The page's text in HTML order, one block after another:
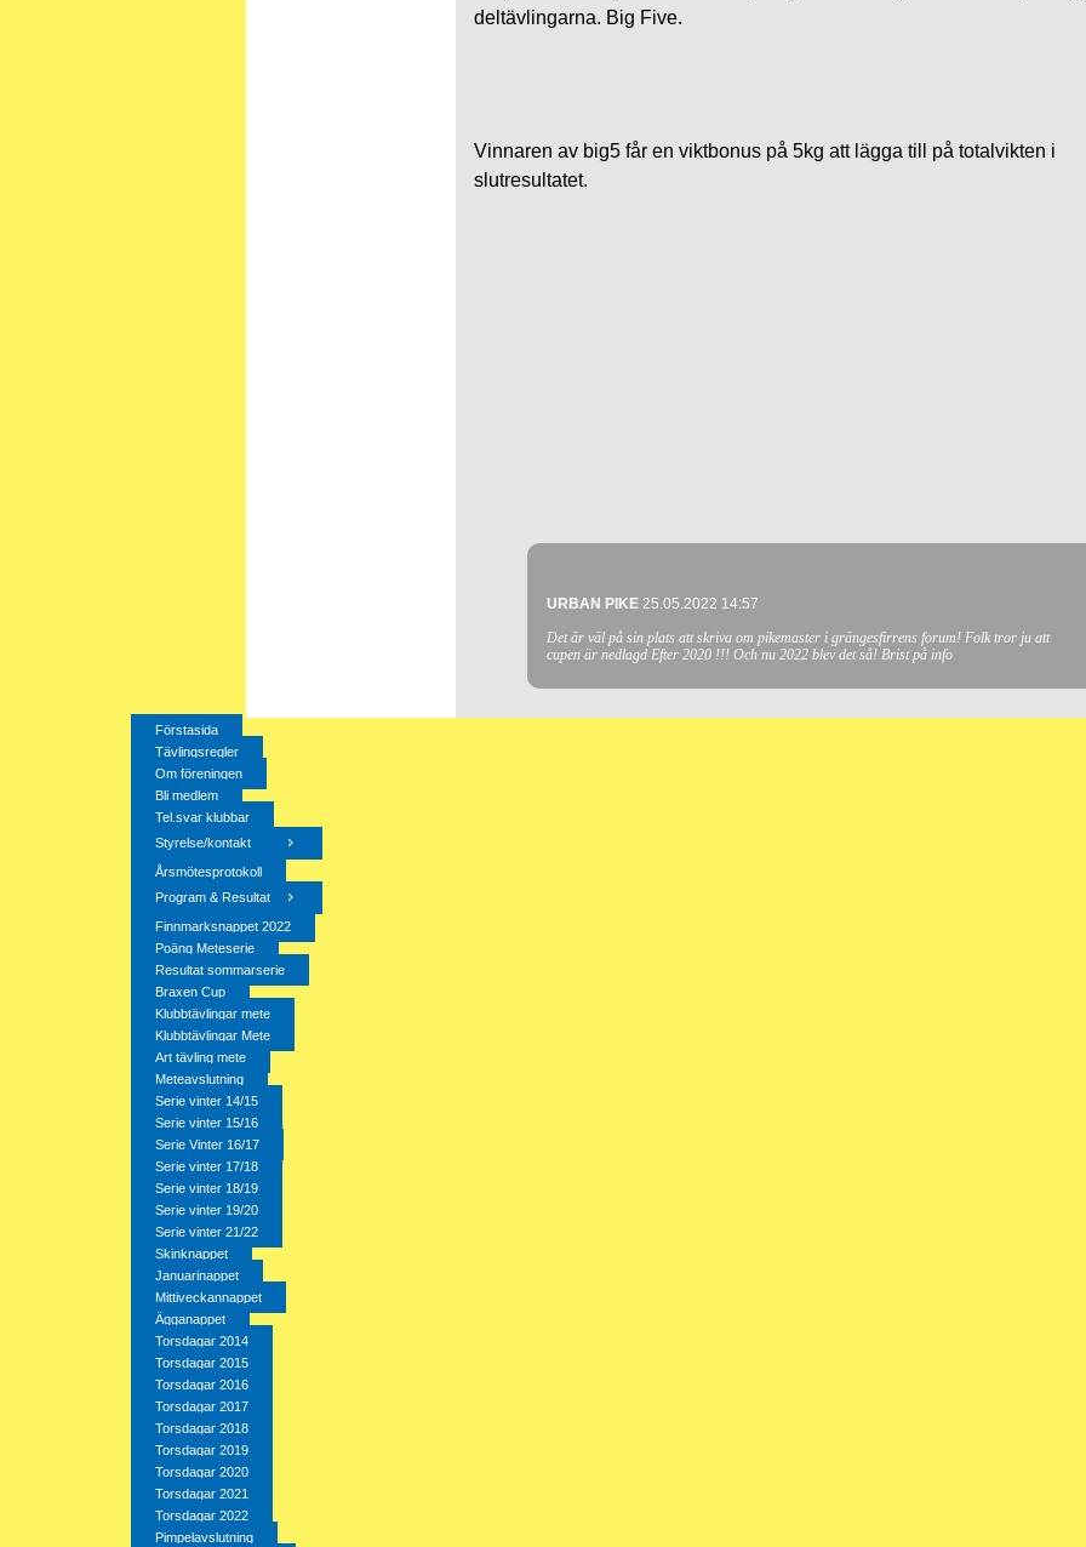
deltävlingarna. Big Five.
Vinnaren av big5 får en viktbonus på 5kg att lägga till på totalvikten i
slutresultatet.
URBAN PIKE 25.05.2022 14:57
Det är väl på sin plats att skriva om pikemaster i grängesfirrens forum! Folk tror ju att
cupen är nedlagd Efter 2020 !!! Och nu 2022 blev det så! Brist på info
Förstasida
Tävlingsregler
Om föreningen
Bli medlem
Tel.svar klubbar
Styrelse/kontakt
Årsmötesprotokoll
Program & Resultat
Finnmarksnappet 2022
Poäng Meteserie
Resultat sommarserie
Braxen Cup
Klubbtävlingar mete
Klubbtävlingar Mete
Art tävling mete
Meteavslutning
Serie vinter 14/15
Serie vinter 15/16
Serie Vinter 16/17
Serie vinter 17/18
Serie vinter 18/19
Serie vinter 19/20
Serie vinter 21/22
Skinknappet
Januarinappet
Mittiveckannappet
Ägganappet
Torsdagar 2014
Torsdagar 2015
Torsdagar 2016
Torsdagar 2017
Torsdagar 2018
Torsdagar 2019
Torsdagar 2020
Torsdagar 2021
Torsdagar 2022
Pimpelavslutning